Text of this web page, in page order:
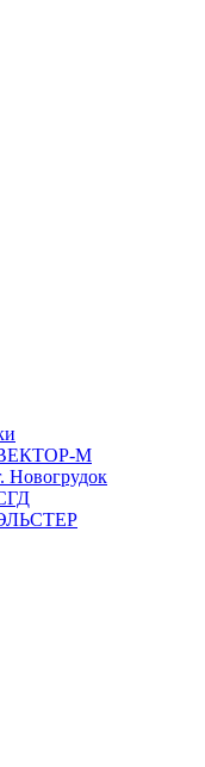
ВЕКТОР-М
Новогрудок
ЭЛЬСТЕР